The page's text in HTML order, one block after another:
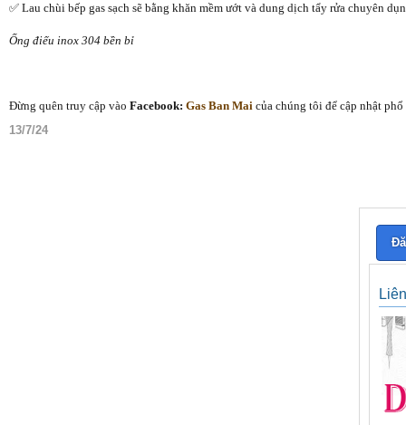
✅ Lau chùi bếp gas sạch sẽ bằng khăn mềm ướt và dung dịch tẩy rửa chuyên
Ống điếu inox 304 bền bỉ
Đừng quên truy cập vào Facebook: Gas Ban Mai của chúng tôi để cập nhật
13/7/24